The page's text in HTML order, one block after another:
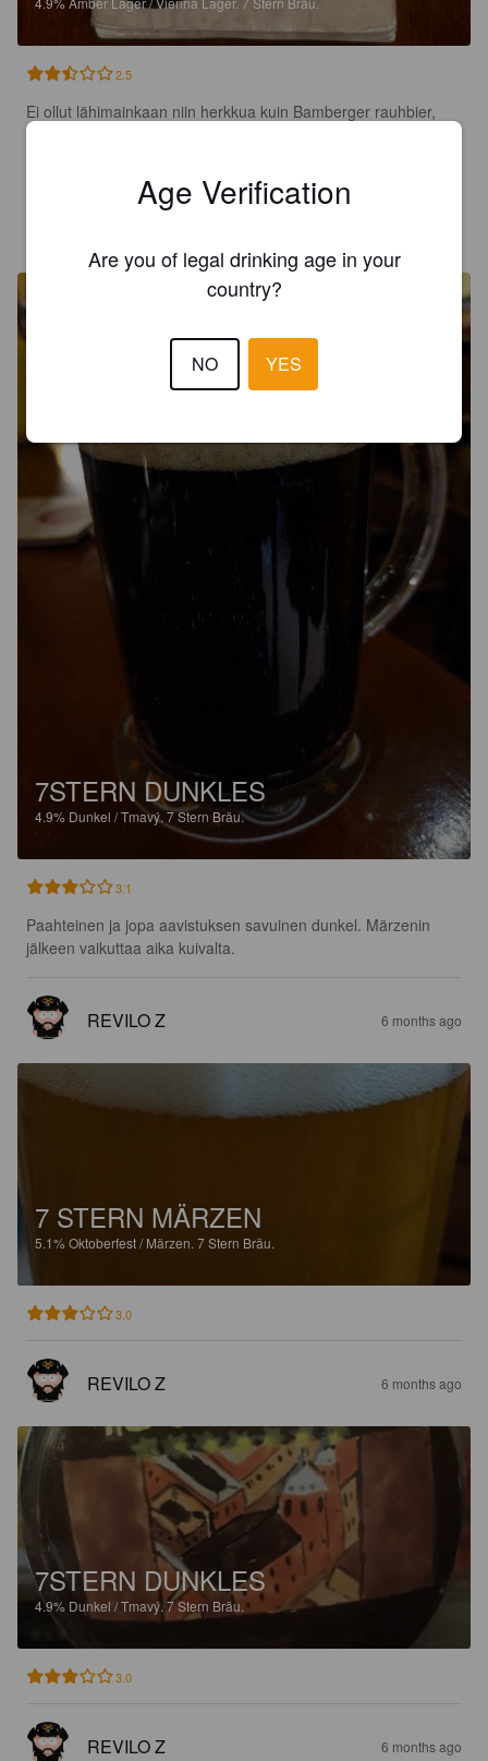
2.5
Ei ollut lähimainkaan niin herkkua kuin Bamberger rauhbier,
mutta kyllä tämäkin meni. Ei muodostunut mitenkään uutta
7STERN DUNKLES
4.9% Dunkel / Tmavý.7 Stern Bräu.
3.1
Paahteinen ja jopa aavistuksen savuinen dunkel. Märzenin
jälkeen vaikuttaa aika kuivalta.
REVILO Z 6 months ago
7 STERN MÄRZEN
5.1%Oktoberfest / Märzen. 7 Stern Bräu.
3.0
REVILO Z 6 months ago
7STERN DUNKLES
4.9% Dunkel / Tmavý. 7 Stern Bräu.
3.0
REVILO Z 6 months ago
Age Verification
Are you of legal drinking age in your
country?
NO YES